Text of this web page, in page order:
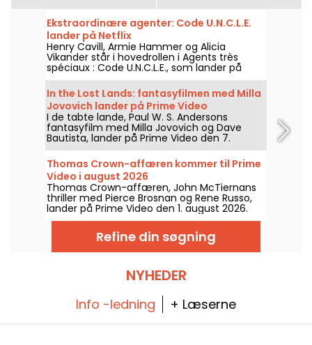
Ekstraordinære agenter: Code U.N.C.L.E.
lander på Netflix
Henry Cavill, Armie Hammer og Alicia
Vikander står i hovedrollen i Agents très
spéciaux : Code U.N.C.L.E., som lander på
Netflix den 6. august 2026.
In the Lost Lands: fantasyfilmen med Milla
Jovovich lander på Prime Video
I de tabte lande, Paul W. S. Andersons
fantasyfilm med Milla Jovovich og Dave
Bautista, lander på Prime Video den 7.
august 2026.
Thomas Crown-affæren kommer til Prime
Video i august 2026
Thomas Crown-affæren, John McTiernans
thriller med Pierce Brosnan og Rene Russo,
lander på Prime Video den 1. august 2026.
Refine din søgning
NYHEDER
Info -ledning + Læserne